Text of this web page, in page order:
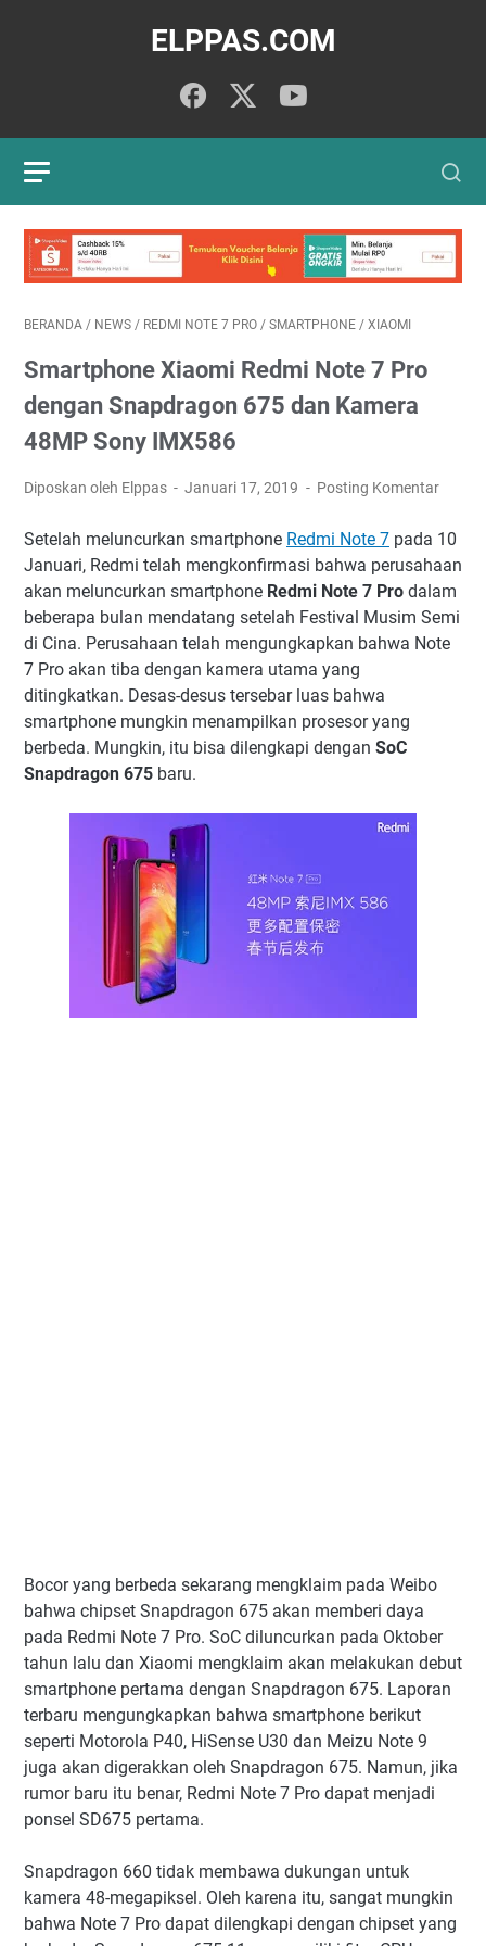
ELPPAS.COM
BERANDA / NEWS / REDMI NOTE 7 PRO / SMARTPHONE / XIAOMI
Smartphone Xiaomi Redmi Note 7 Pro
dengan Snapdragon 675 dan Kamera
48MP Sony IMX586
Diposkan oleh Elppas Januari 17, 2019 Posting Komentar
Setelah meluncurkan smartphone Redmi Note 7 pada 10
Januari, Redmi telah mengkonfirmasi bahwa perusahaan
akan meluncurkan smartphone Redmi Note 7 Pro dalam
beberapa bulan mendatang setelah Festival Musim Semi
di Cina. Perusahaan telah mengungkapkan bahwa Note
7 Pro akan tiba dengan kamera utama yang
ditingkatkan. Desas-desus tersebar luas bahwa
smartphone mungkin menampilkan prosesor yang
berbeda. Mungkin, itu bisa dilengkapi dengan SoC
Snapdragon 675 baru.
Bocor yang berbeda sekarang mengklaim pada Weibo
bahwa chipset Snapdragon 675 akan memberi daya
pada Redmi Note 7 Pro. SoC diluncurkan pada Oktober
tahun lalu dan Xiaomi mengklaim akan melakukan debut
smartphone pertama dengan Snapdragon 675. Laporan
terbaru mengungkapkan bahwa smartphone berikut
seperti Motorola P40, HiSense U30 dan Meizu Note 9
juga akan digerakkan oleh Snapdragon 675. Namun, jika
rumor baru itu benar, Redmi Note 7 Pro dapat menjadi
ponsel SD675 pertama.
Snapdragon 660 tidak membawa dukungan untuk
kamera 48-megapiksel. Oleh karena itu, sangat mungkin
bahwa Note 7 Pro dapat dilengkapi dengan chipset yang